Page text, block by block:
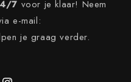
7 voor je klaar! Neem
e-mail:
je graag verder.